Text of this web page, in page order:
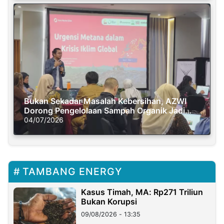
Bukan Sekadar Masalah Kebersihan, AZWI
Dorong Pengelolaan Sampah Organik Jadi
Solusi Krisis Iklim
04/07/2026
TAMBANG ENERGY
Kasus Timah, MA: Rp271 Triliun
Bukan Korupsi
09/08/2026 - 13:35